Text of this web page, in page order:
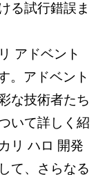
る試行錯誤ま
アドベント
。アドベント
な技術者たち
いて詳しく紹
リ ハロ 開発
て、さらなる